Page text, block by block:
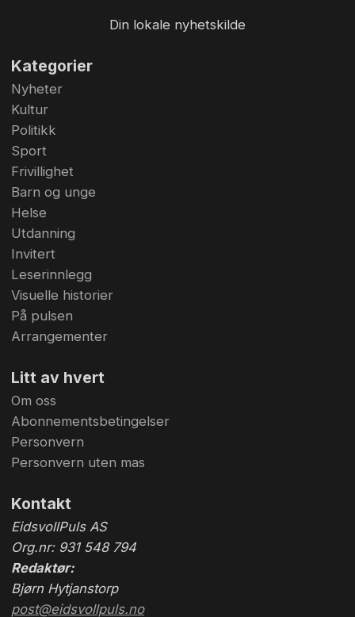
Din lokale nyhetskilde
Kategorier
Nyheter
Kultur
Politikk
Sport
Frivillighet
Barn og unge
Helse
Utdanning
Invitert
Leserinnlegg
Visuelle historier
På pulsen
Arrangementer
Litt av hvert
Om oss
Abonnementsbetingelser
Personvern
Personvern uten mas
Kontakt
EidsvollPuls AS
Org.nr: 931 548 794
Redaktør:
Bjørn Hytjanstorp
post@eidsvollpuls.no